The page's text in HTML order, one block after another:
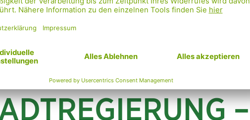
beantragen. Damit wollen wir SPÖ und Neos die
geben, diesen sozial kalten Vorschlag zu stoppen und
Begutachtungsverfahren sicherzustellen.
PLÄNE DER
–